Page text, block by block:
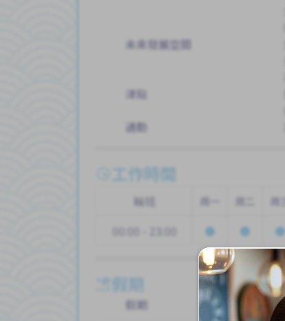
未來發展空間
津貼
通勤
工作時間
輪班 周一 周二 周三
00:00 - 23:00
假期
假期